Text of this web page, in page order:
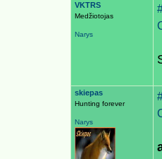
VKTRS
Medžiotojas
Narys
skiepas
Hunting forever
Narys